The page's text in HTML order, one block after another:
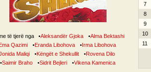
të tjerë nga •Aleksandër Gjoka •Alma Bektashi
Qazimi •Eranda Libohova •Irma Libohova
Maliqi •Këngët e Shekullit •Rovena Dilo
•Saimir Braho •Sidrit Bejleri •Vikena Kamenica
7
8
9
10
11